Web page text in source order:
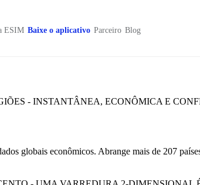
ESIM Baixe o aplicativo Parceiro Blog
- INSTANTÂNEA, ECONÔMICA E
globais econômicos. Abrange mais de 207